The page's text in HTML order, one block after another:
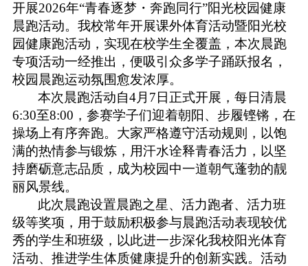
开展2026年“青春逐梦・奔跑同行”阳光校园健康
晨跑活动。我校常年开展课外体育活动暨阳光校
园健康跑活动，实现在校学生全覆盖，本次晨跑
专项活动一经推出，便吸引众多学子踊跃报名，
校园晨跑运动氛围愈发浓厚。
本次晨跑活动自4月7日正式开展，每日清晨
6:30至8:00，参赛学子们迎着朝阳、步履铿锵，在
操场上有序奔跑。大家严格遵守活动规则，以饱
满的热情参与锻炼，用汗水诠释青春活力，以坚
持磨砺意志品质，成为校园中一道朝气蓬勃的靓
丽风景线。
此次晨跑设置晨跑之星、活力跑者、活力班
级等奖项，用于鼓励积极参与晨跑活动表现较优
秀的学生和班级，以此进一步深化我校阳光体育
活动、推进学生体质健康提升的创新实践。活动